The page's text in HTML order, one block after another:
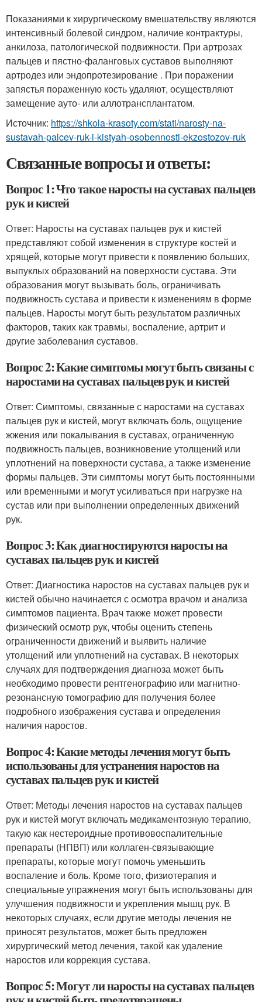
Показаниями к хирургическому вмешательству являются
интенсивный болевой синдром, наличие контрактуры,
анкилоза, патологической подвижности. При артрозах
пальцев и пястно-фаланговых суставов выполняют
артродез или эндопротезирование . При поражении
запястья пораженную кость удаляют, осуществляют
замещение ауто- или аллотрансплантатом.
Источник: https://shkola-krasoty.com/stati/narosty-na-
sustavah-palcev-ruk-i-kistyah-osobennosti-ekzostozov-ruk
Связанные вопросы и ответы:
Вопрос 1: Что такое наросты на суставах пальцев
рук и кистей
Ответ: Наросты на суставах пальцев рук и кистей
представляют собой изменения в структуре костей и
хрящей, которые могут привести к появлению больших,
выпуклых образований на поверхности сустава. Эти
образования могут вызывать боль, ограничивать
подвижность сустава и привести к изменениям в форме
пальцев. Наросты могут быть результатом различных
факторов, таких как травмы, воспаление, артрит и
другие заболевания суставов.
Вопрос 2: Какие симптомы могут быть связаны с
наростами на суставах пальцев рук и кистей
Ответ: Симптомы, связанные с наростами на суставах
пальцев рук и кистей, могут включать боль, ощущение
жжения или покалывания в суставах, ограниченную
подвижность пальцев, возникновение утолщений или
уплотнений на поверхности сустава, а также изменение
формы пальцев. Эти симптомы могут быть постоянными
или временными и могут усиливаться при нагрузке на
сустав или при выполнении определенных движений
рук.
Вопрос 3: Как диагностируются наросты на
суставах пальцев рук и кистей
Ответ: Диагностика наростов на суставах пальцев рук и
кистей обычно начинается с осмотра врачом и анализа
симптомов пациента. Врач также может провести
физический осмотр рук, чтобы оценить степень
ограниченности движений и выявить наличие
утолщений или уплотнений на суставах. В некоторых
случаях для подтверждения диагноза может быть
необходимо провести рентгенографию или магнитно-
резонансную томографию для получения более
подробного изображения сустава и определения
наличия наростов.
Вопрос 4: Какие методы лечения могут быть
использованы для устранения наростов на
суставах пальцев рук и кистей
Ответ: Методы лечения наростов на суставах пальцев
рук и кистей могут включать медикаментозную терапию,
такую как нестероидные противовоспалительные
препараты (НПВП) или коллаген-связывающие
препараты, которые могут помочь уменьшить
воспаление и боль. Кроме того, физиотерапия и
специальные упражнения могут быть использованы для
улучшения подвижности и укрепления мышц рук. В
некоторых случаях, если другие методы лечения не
приносят результатов, может быть предложен
хирургический метод лечения, такой как удаление
наростов или коррекция сустава.
Вопрос 5: Могут ли наросты на суставах пальцев